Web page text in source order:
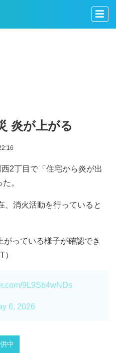
炎が上がる
2丁目で「住宅から炎が出
。
、消火活動を行っていると
っている様子が確認でき
9L9Sb4wNDs
6, 2026
中